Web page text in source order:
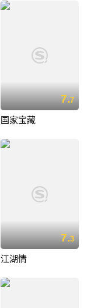
7.7
国家宝藏
7.3
江湖情